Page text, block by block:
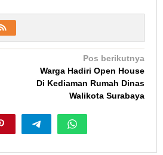
Pos berikutnya
Warga Hadiri Open House
Di Kediaman Rumah Dinas
Walikota Surabaya